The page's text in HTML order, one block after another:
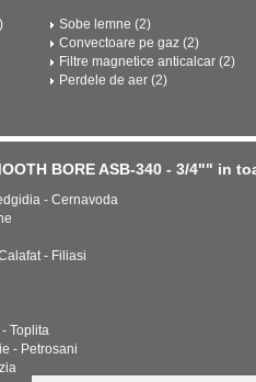
Sobe lemne (2)
Convectoare pe gaz (2)
Filtre magnetice anticalcar (2)
Perdele de aer (2)
BORE ASB-340 - 3/4"" in
- Cernavoda
- Filiasi
Toplita
- Petrosani